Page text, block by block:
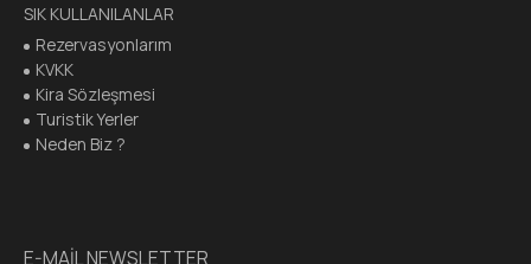
SIK KULLANILANLAR
Rezervasyonlarım
KVKK
Kira Sözleşmesi
Turistik Yerler
Neden Biz ?
E-MAİL NEWSLETTER